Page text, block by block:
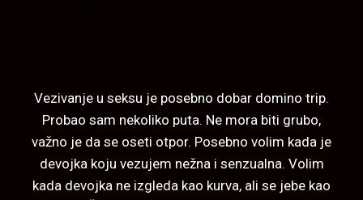
Vezivanje u seksu je posebno dobar domino trip.
Probao sam nekoliko puta. Ne mora biti grubo,
važno je da se oseti otpor. Posebno volim kada je
devojka koju vezujem nežna i senzualna. Volim
kada devojka ne izgleda kao kurva, ali se jebe kao